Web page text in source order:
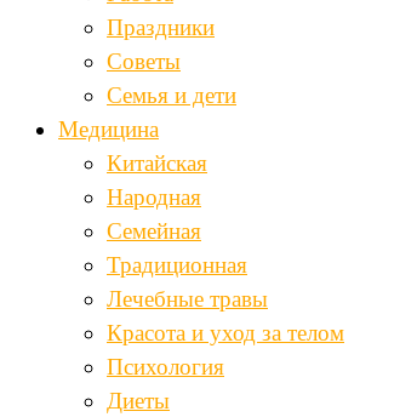
Праздники
Советы
Семья и дети
Медицина
Китайская
Народная
Семейная
Традиционная
Лечебные травы
Красота и уход за телом
Психология
Диеты